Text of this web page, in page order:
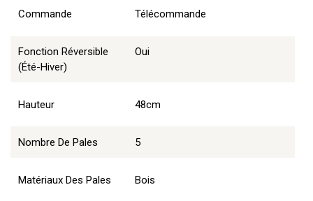
Commande Télécommande
Fonction Réversible
(été-Hiver)
Oui
Hauteur 48cm
Nombre De Pales 5
Matériaux Des Pales Bois